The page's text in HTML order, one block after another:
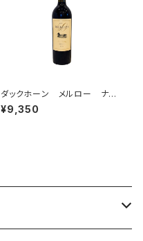
ダックホーン メルロー ナパ・
ヴァレー 2023【50周年ラベ
ル】
¥9,350